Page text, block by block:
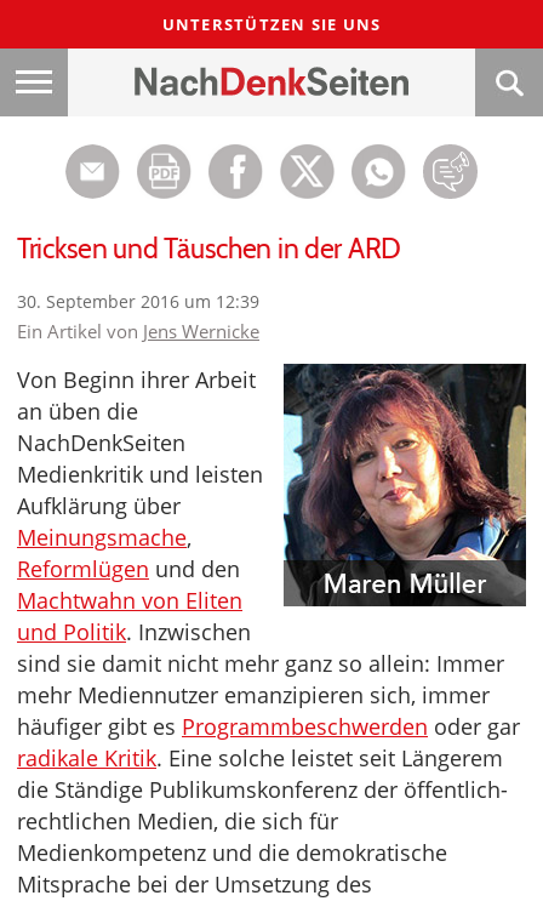
UNTERSTÜTZEN SIE UNS
Tricksen und Täuschen in der ARD
30. September 2016 um 12:39
Ein Artikel von Jens Wernicke
Von Beginn ihrer Arbeit
an üben die
NachDenkSeiten
Medienkritik und leisten
Aufklärung über
Meinungsmache,
Reformlügen und den
Machtwahn von Eliten
und Politik. Inzwischen
sind sie damit nicht mehr ganz so allein: Immer
mehr Mediennutzer emanzipieren sich, immer
häufiger gibt es Programmbeschwerden oder gar
radikale Kritik. Eine solche leistet seit Längerem
die Ständige Publikumskonferenz der öffentlich-
rechtlichen Medien, die sich für
Medienkompetenz und die demokratische
Mitsprache bei der Umsetzung des